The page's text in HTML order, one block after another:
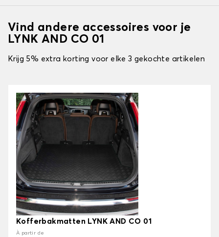
Vind andere accessoires voor je
LYNK AND CO 01
Krijg 5% extra korting voor elke 3 gekochte artikelen
Kofferbakmatten LYNK AND CO 01
À partir de